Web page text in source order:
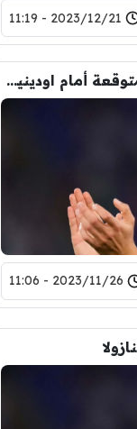
2023/12/21 - 11:19
نظرة على تشكيلة روما المتوقعة أمام اودينيزي
2023/11/26 - 11:06